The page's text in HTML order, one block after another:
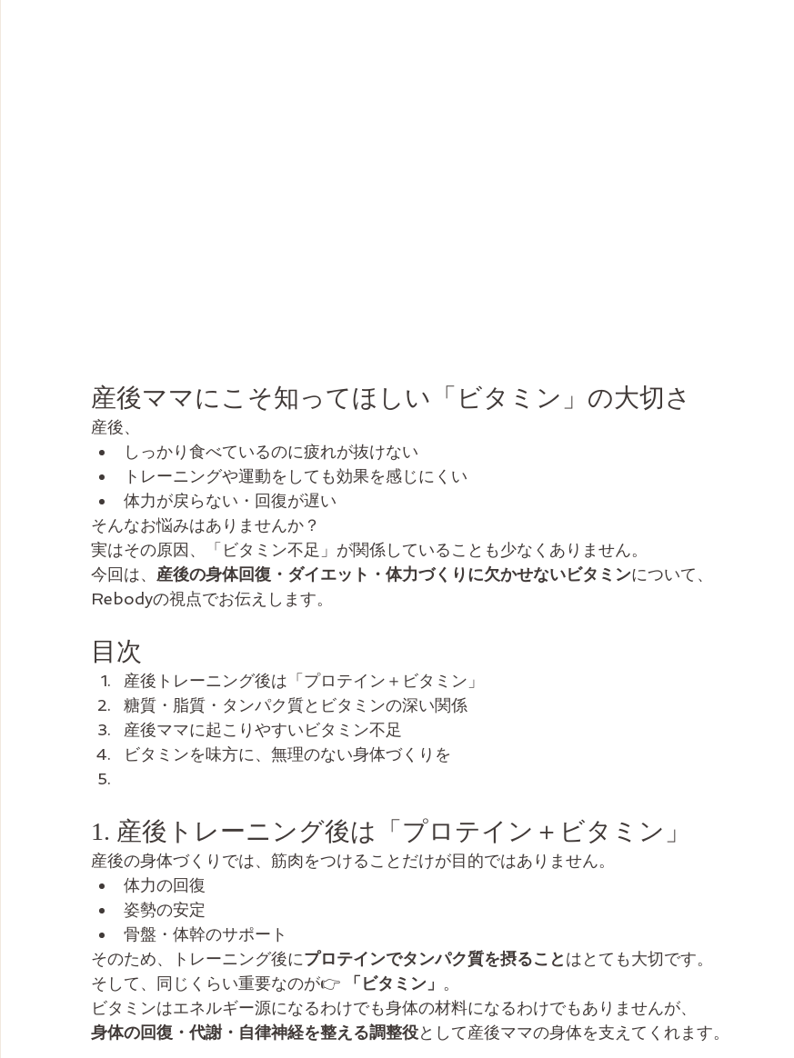
産後ママにこそ知ってほしい「ビタミン」の大切さ
産後、
しっかり食べているのに疲れが抜けない
トレーニングや運動をしても効果を感じにくい
体力が戻らない・回復が遅い
そんなお悩みはありませんか？
実はその原因、「ビタミン不足」が関係していることも少なくありません。
今回は、 産後の身体回復・ダイエット・体力づくりに欠かせないビタミンについて、
Rebodyの視点でお伝えします。
目次
産後トレーニング後は「プロテイン＋ビタミン」
糖質・脂質・タンパク質とビタミンの深い関係
産後ママに起こりやすいビタミン不足
ビタミンを味方に、無理のない身体づくりを
1. 産後トレーニング後は「プロテイン＋ビタミン」
産後の身体づくりでは、筋肉をつけることだけが目的ではありません。
体力の回復
姿勢の安定
骨盤・体幹のサポート
そのため、トレーニング後にプロテインでタンパク質を摂ることはとても大切です。
そして、同じくらい重要なのが👉
「ビタミン」 。
ビタミンはエネルギー源になるわけでも身体の材料になるわけでもありませんが、
身体の回復・代謝・自律神経を整える調整役として産後ママの身体を支えてくれます。